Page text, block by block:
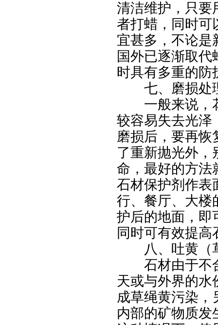
清洁维护，只要
者打蜡，同时可
宜甚多，不论是
国外已逐渐取
时具有多重的防
七、磨损处
一般来说，花
较容易失去光泽
磨损后，要再
了重新抛光外，
命，最好的方法
石材保护剂作表
行、餐厅、大楼
护后的地面，即
同时可有效提高
八、吐黄（
石材由于不合
天或与外界的水
成草绳黄污染，
内部的矿物质发